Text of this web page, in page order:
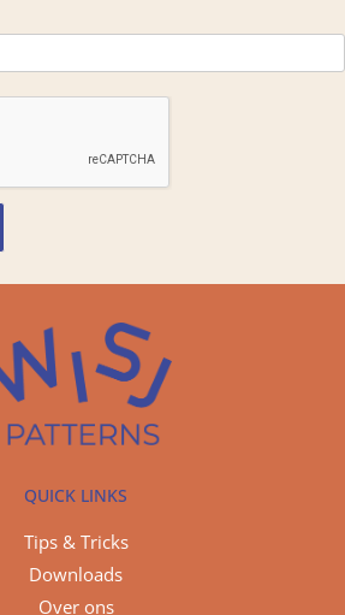
QUICK LINKS
Tips & Tricks
Downloads
Over ons